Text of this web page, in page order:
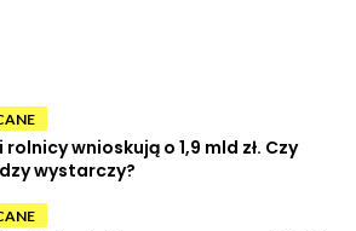
rolnicy wnioskują o 1,9 mld zł. Czy
wystarczy?